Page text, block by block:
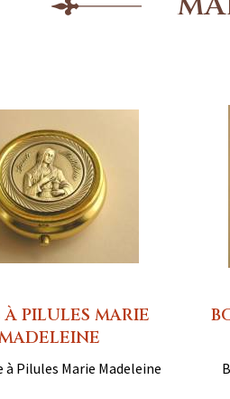
PILULES MARIE
Pilules Marie Madeleine